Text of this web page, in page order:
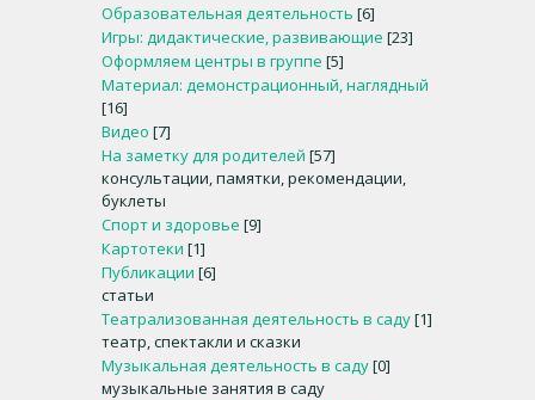
Образовательная деятельность [6]
Игры: дидактические, развивающие [23]
Оформляем центры в группе [5]
Материал: демонстрационный, наглядный
[16]
Видео [7]
На заметку для родителей [57]
консультации, памятки, рекомендации,
буклеты
Спорт и здоровье [9]
Картотеки [1]
Публикации [6]
статьи
Театрализованная деятельность в саду[1]
театр, спектакли и сказки
Музыкальная деятельность в саду[0]
музыкальные занятия в саду